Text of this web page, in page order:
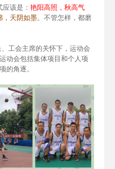
该是： 艳阳高照，秋高气
，天阴如墨。不管怎样，都磨
工会主席的关怀下，运动会
动会包括集体项目和个人项
的角逐。